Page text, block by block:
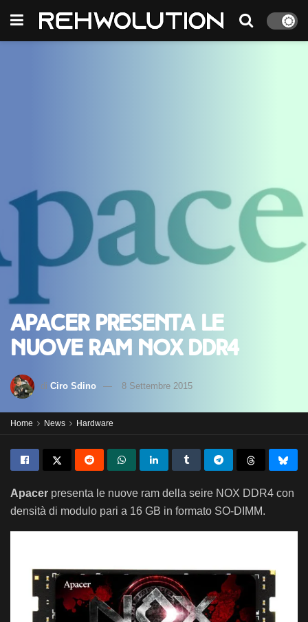
APACER presenta le
nuove RAM NOX DDR4
di Ciro Sdino 8 Settembre 2015
Home News Hardware
Apacer presenta le nuove ram della seire NOX DDR4 con
densità di modulo pari a 16 GB in formato SO-DIMM.